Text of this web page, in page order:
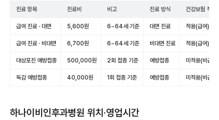
진료 항목 진료비 비고 진료 방식 건강보험 적용
급여 진료 · 대면 5,600원 6~64세 기준 대면 진료 적용(급여)
급여 진료 · 비대면 6,700원 6~64세 기준 비대면 진료 적용(급여)
대상포진 예방접종 500,000원 2회 접종 기준 예방접종 미적용(비급여)
독감 예방접종 40,000원 1회 접종 기준 예방접종 미적용(비급여)
하나이비인후과병원 위치·영업시간